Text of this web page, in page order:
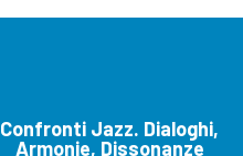
Confronti Jazz. Dialoghi,
Armonie, Dissonanze